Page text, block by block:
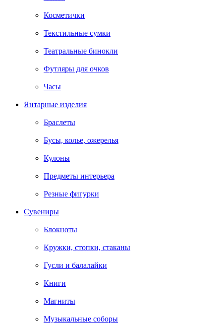
Косметички
Текстильные сумки
Театральные бинокли
Футляры для очков
Часы
Янтарные изделия
Браслеты
Бусы, колье, ожерелья
Кулоны
Предметы интерьера
Резные фигурки
Сувениры
Блокноты
Кружки, стопки, стаканы
Гусли и балалайки
Книги
Магниты
Музыкальные соборы